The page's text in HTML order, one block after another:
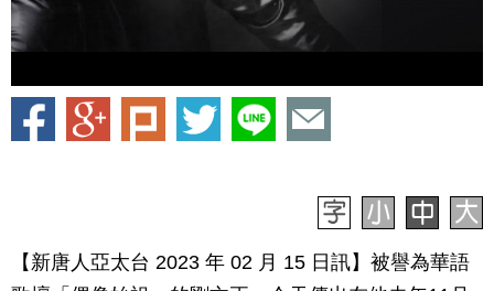
【新唐人亞太台 2023 年 02 月 15 日訊】被譽為華語